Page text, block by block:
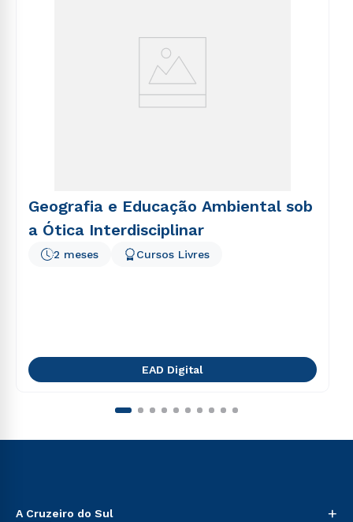
Geografia e Educação Ambiental sob
a Ótica Interdisciplinar
2 meses Cursos Livres
EAD Digital
A Cruzeiro do Sul +